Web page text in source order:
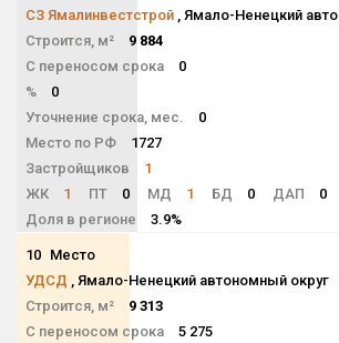
СЗ Ямалинвестстрой , Ямало-Ненецкий
Строится, м²
9 884
С переносом срока
0
%
0
Уточнение срока, мес.
0
Место по РФ
1727
Застройщиков
1
ЖК
1 ПТ 0 МД 1 БД 0 ДАП
0
Доля в регионе
3.9%
10 Место
УДСД , Ямало-Ненецкий автономный округ
Строится, м²
9 313
С переносом срока
5 275